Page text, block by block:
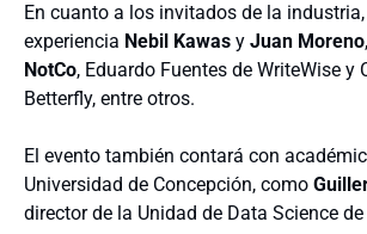
En cuanto a los invitados de la
experiencia Nebil Kawas y Juan Moreno
NotCo, Eduardo Fuentes de WriteWise y
Betterfly, entre otros.
El evento también contará con
Universidad de Concepción, como
director de la Unidad de Data Science de